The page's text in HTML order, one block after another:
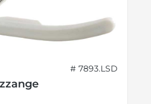
# 7893.LSD